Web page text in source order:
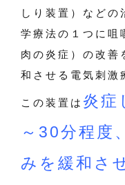
しり装置）などの
学療法の１つに咀
肉の炎症）の改善
和させる電気刺激
この装置は 炎症
～30分程度
みを緩和さ